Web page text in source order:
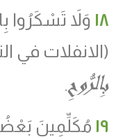
١٨ وَلاَ تَسْكَرُوا
(الانفلات في
بِالرُّوحِ.
١٩ مُكَلِّمِينَ